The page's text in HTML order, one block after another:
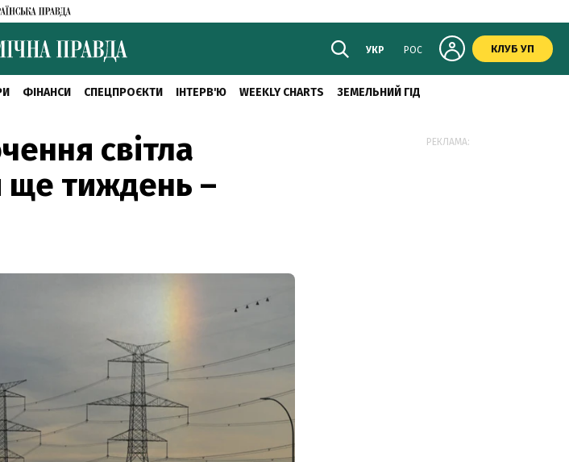
УКР РОС КЛУБ УП
ФІНАНСИ СПЕЦПРОЄКТИ ІНТЕРВ'Ю WEEKLY CHARTS ЗЕМЕЛЬНИЙ ГІД
світла
ще тиждень –
РЕКЛАМА: